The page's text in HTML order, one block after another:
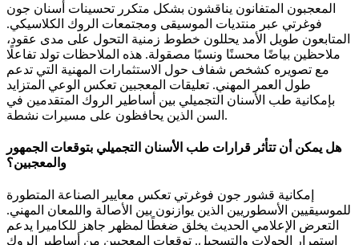
المعجبون المتفانون يناقشون بشكل متكرر تحسينات أسنان جون
فوغرتي عبر منتديات الموسيقى ومجتمعات الروك الكلاسيكي.
المتابعون طويل الأمد يحللون خطوط زمنية التحول على مدى عقود،
ملاحظين بياضًا محسنًا ونسبًا مصقولة. هذه الملاحظات تولد تفاعلًا
مع تصويره كشخص شفاف حول الاستثمارات المهنية التي تدعم
طول العمر المهني. تعليقات المعجبين تعكس الوعي المتزايد
بإمكانية طب الأسنان التجميلي بين أساطير الروك المتقدمين في
السن الذين يحافظون على مسيرات نشطة.
هل يمكن أن تتأثر قرارات طب الأسنان التجميلي بتوقعات الجمهور
والمعجبين؟
إمكانية قشور جون فوغرتي تعكس معايير الصناعة المتطورة
للموسيقيين الأسطوريين الذين يوازنون بين الأصالة واللمعان المهني.
التعرض الإعلامي الحديث يخلق ضغطًا لمظهر جاهز للكاميرا يدعم
استمرار الجولات والتسجيل. توقعات المعجبين من أساطير الروك